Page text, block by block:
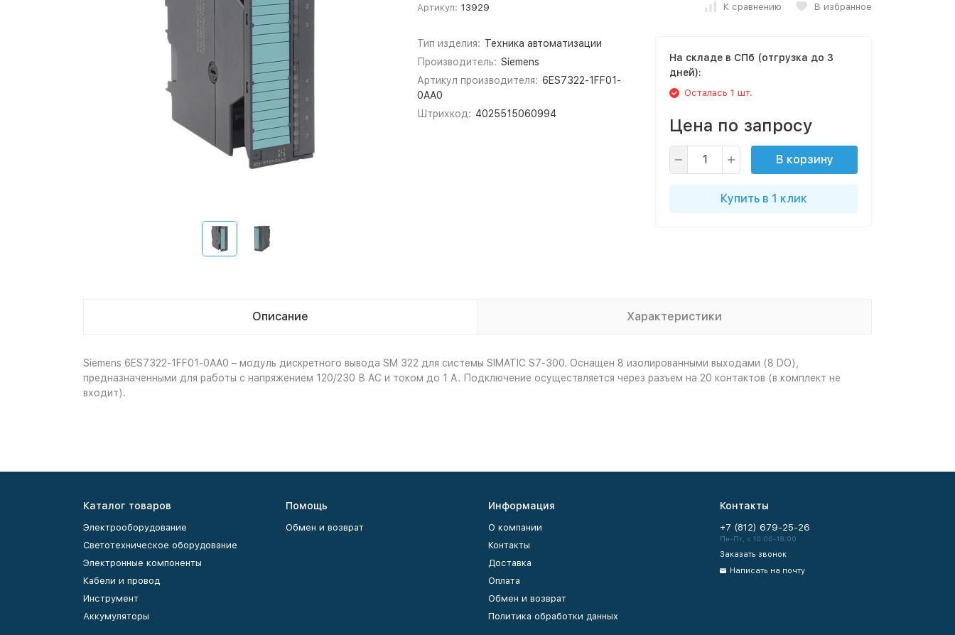
Артикул: 13929 К сравнению В избранное
Тип изделия: Техника автоматизации
Производитель: Siemens
Артикул производителя: 6ES7322-1FF01-
0AA0
Штрихкод: 4025515060994
На складе в СПб (отгрузка до 3
дней):
Осталась 1 шт.
Цена по запросу
В корзину
Купить в 1 клик
Описание Характеристики
Siemens 6ES7322-1FF01-0AA0 – модуль дискретного вывода SM 322 для системы SIMATIC S7-300. Оснащен 8 изолированными выходами (8 DO),
предназначенными для работы с напряжением 120/230 В AC и током до 1 А. Подключение осуществляется через разъем на 20 контактов (в комплект не
входит).
Каталог товаров
Электрооборудование
Светотехническое оборудование
Электронные компоненты
Кабели и провод
Инструмент
Аккумуляторы
Помощь
Обмен и возврат
Информация
О компании
Контакты
Доставка
Оплата
Обмен и возврат
Политика обработки данных
Контакты
+7 (812) 679-25-26
Пн-Пт, с 10:00-18:00
Заказать звонок
Написать на почту